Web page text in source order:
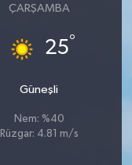
ÇARŞAMBA
25°
Güneşli
Nem: %40
Rüzgar: 4.81 m/s